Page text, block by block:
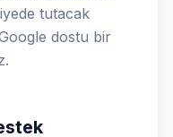
tutacak
dostu bir